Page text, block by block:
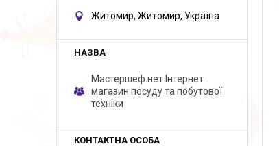
Житомир, Житомир, Україна
Мастершеф.нет Iнтернет
магазин посуду та побутової
техніки